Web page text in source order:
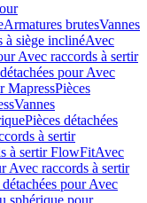
Armatures brutesVannes
à siège inclinéAvec
Avec raccords à sertir
pour Avec
MapressPièces
Vannes
Pièces détachées
à sertir
à sertir FlowFitAvec
Avec raccords à sertir
détachées pour Avec
sphérique pour